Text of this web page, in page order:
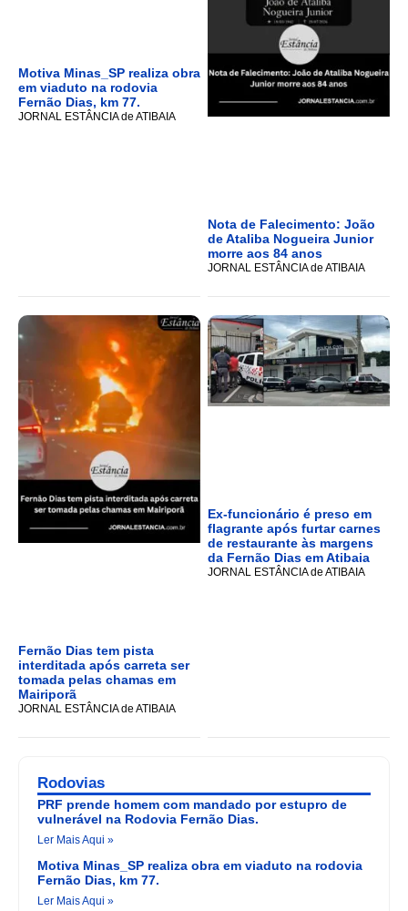
Motiva Minas_SP realiza obra
em viaduto na rodovia
Fernão Dias, km 77.
JORNAL ESTÂNCIA de ATIBAIA
Nota de Falecimento: João
de Ataliba Nogueira Junior
morre aos 84 anos
JORNAL ESTÂNCIA de ATIBAIA
Fernão Dias tem pista
interditada após carreta ser
tomada pelas chamas em
Mairiporã
JORNAL ESTÂNCIA de ATIBAIA
Ex-funcionário é preso em
flagrante após furtar carnes
de restaurante às margens
da Fernão Dias em Atibaia
JORNAL ESTÂNCIA de ATIBAIA
Rodovias
PRF prende homem com mandado por estupro de
vulnerável na Rodovia Fernão Dias.
Ler Mais Aqui »
Motiva Minas_SP realiza obra em viaduto na rodovia
Fernão Dias, km 77.
Ler Mais Aqui »